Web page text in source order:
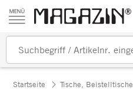
Zum Inhalt springen
Startseite Tische, Beistelltische